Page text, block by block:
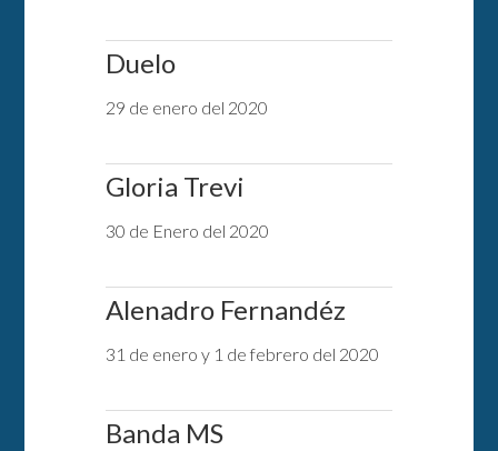
Duelo
29 de enero del 2020
Gloria Trevi
30 de Enero del 2020
Alenadro Fernandéz
31 de enero y 1 de febrero del 2020
Banda MS